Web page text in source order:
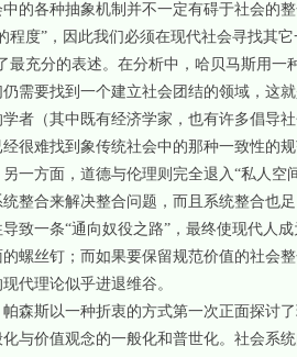
的各种抽象机制并不一定有碍于社会的
程度”，因此我们必须在现代社会寻找其
最充分的表述。在分析中，哈贝马斯用
需要找到一个建立社会团结的领域，这
者（其中既有经济学家，也有许多倡导
很难找到象传统社会中的那种一致性的
一方面，道德与伦理则完全退入“私人
整合来解决整合问题，而且系统整合也
致一条“通向奴役之路”，最终使现代人
螺丝钉；而如果要保留规范价值的社会
代理论似乎进退维谷。
斯以一种折衷的方式第一次正面探讨了
与价值观念的一般化和普世化。社会系